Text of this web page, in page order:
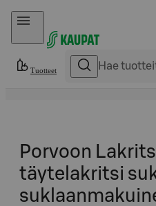
Hyppää sisältöön
Tuotteet
Porvoon
täytelakritsi